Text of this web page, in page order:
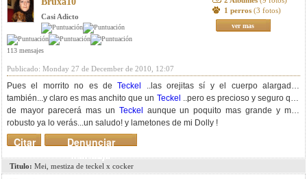
Casi Adicto
113 mensajes
1 perros (3 fotos)
ver mas
Publicado: Monday 27 de December de 2010, 12:07
Pues el morrito no es deTeckel
..las orejitas sí y el cuerpo alargadito
también...y claro es mas anchito que un Teckel ..pero es precioso y seguro que
de mayor parecerá mas un Teckel
aunque un poquito mas grande y mas
robusto ya lo verás...un saludo! y lametones de mi Dolly !
Denunciar
mensaje
Citar
Titulo: Mei, mestiza de teckel x cocker